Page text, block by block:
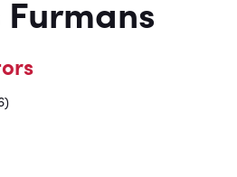
Furmans